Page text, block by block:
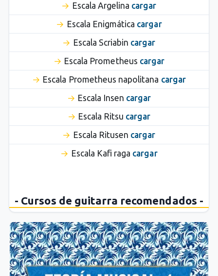
Escala Argelina cargar
Escala Enigmática cargar
Escala Scriabin cargar
Escala Prometheus cargar
Escala Prometheus napolitana cargar
Escala Insen cargar
Escala Ritsu cargar
Escala Ritusen cargar
Escala Kafi raga cargar
- Cursos de guitarra recomendados -